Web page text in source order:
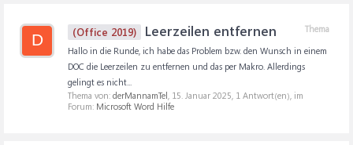
D
Thema
(Office 2019) Leerzeilen entfernen
Hallo in die Runde, ich habe das Problem bzw. den Wunsch in einem
DOC die Leerzeilen zu entfernen und das per Makro. Allerdings
gelingt es nicht...
Thema von: derMannamTel, 15. Januar 2025, 1 Antwort(en), im
Forum: Microsoft Word Hilfe